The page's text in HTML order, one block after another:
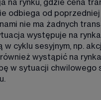
na rynku, gdzie cena
odbiega od poprzedniej
nie ma żadnych
występuje na
w cyklu sesyjnym, np.
wystąpić na
w sytuacji chwilowego